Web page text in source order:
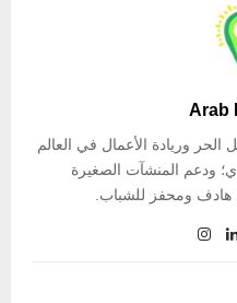
Arab
الحر وريادة الأعمال في العالم
ودعم المنشآت الصغيرة
هادف ومحفز للشباب.